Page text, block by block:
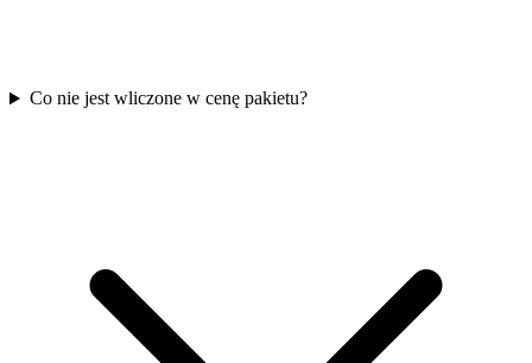
Co nie jest wliczone w cenę pakietu?